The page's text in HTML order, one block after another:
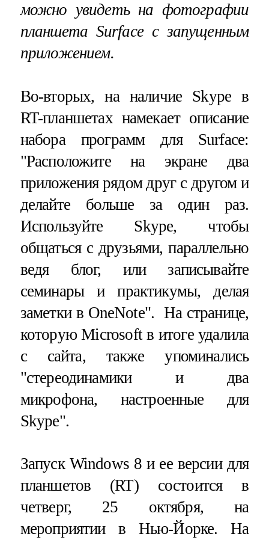
можно увидеть на фотографии
планшета Surfaceс запущенным
приложением.
Во-вторых, на наличие Skype в
RT-планшетах намекает описание
набора программ для Surface:
"Расположите на экране два
приложения рядом друг с другом и
делайте больше за один раз.
Используйте Skype, чтобы
общаться с друзьями, параллельно
ведя блог, или записывайте
семинары и практикумы, делая
заметки в OneNote". На странице,
которую Microsoft в итоге удалила
с сайта, также упоминались
"стереодинамики и два
микрофона, настроенные для
Skype".
Запуск Windows 8 и ее версии для
планшетов (RT) состоится в
четверг, 25 октября, на
мероприятии в Нью-Йорке. На